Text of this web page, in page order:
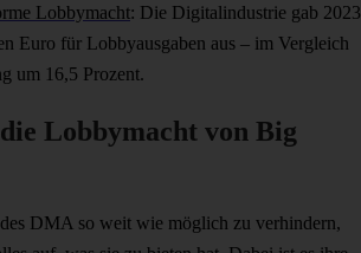
Lobbymacht: Die Digitalindustrie gab 2023
Euro für Lobbyausgaben aus – im Vergleich
um 16,5 Prozent.
Lobbymacht von Big
DMA so weit wie möglich zu verhindern,